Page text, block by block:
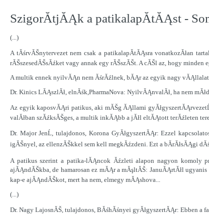
SzigorĂ­tjĂĄk a patikalapĂ­tĂĄst -
(...)
A tĂśrvĂŠnytervezet nem csak a patikalapĂ­tĂĄsra vonatkozĂłan
rĂŠszesedĂŠsĂźket vagy annak egy rĂŠszĂŠt. A cĂŠl az, hogy
A multik ennek nyilvĂĄn nem ĂśrĂźlnek, bĂĄr az egyik nagy
Dr. Kinics LĂĄszlĂł, elnĂśk,PharmaNova: NyilvĂĄnvalĂł, ha nem
Az egyik kaposvĂĄri patikus, aki mĂŠg ĂĄllami
valĂłban szĂźksĂŠges, a multik inkĂĄbb a jĂłl eltĂĄtott terĂźleten
Dr. Major JenĹ, tulajdonos, Korona GyĂłgyszertĂĄr: Ezzel
igĂŠnyel, az ellenzĂŠkkel sem kell megkĂźzdeni. Ezt a bĂ­rĂłsĂĄgi
A patikus szerint a patika-lĂĄncok Ăźzleti alapon nagyon komoly
ajĂĄndĂŠkba, de hamarosan ez mĂĄr a mĂşltĂŠ: JanuĂĄrtĂłl
kap-e ajĂĄndĂŠkot, mert ha nem, elmegy mĂĄshova...
(...)
Dr. Nagy LajosnĂŠ, tulajdonos, BĂśhĂśnyei gyĂłgyszertĂĄr: Ebben a